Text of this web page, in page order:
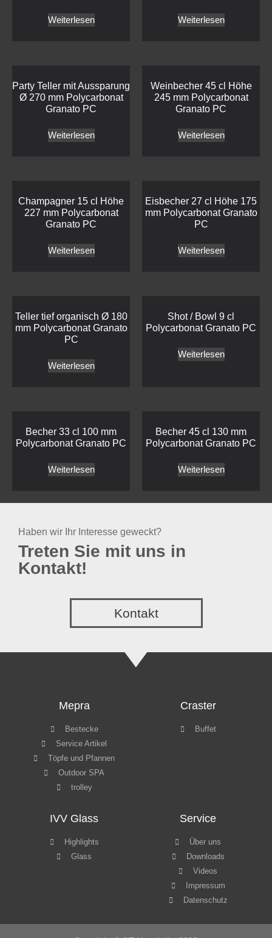
Weiterlesen Weiterlesen
Party Teller mit Aussparung
Ø 270 mm Polycarbonat
Granato PC
Weiterlesen
Weinbecher 45 cl Höhe
245 mm Polycarbonat
Granato PC
Weiterlesen
Champagner 15 cl Höhe
227 mm Polycarbonat
Granato PC
Weiterlesen
Eisbecher 27 cl Höhe 175
mm Polycarbonat Granato
PC
Weiterlesen
Teller tief organisch Ø 180
mm Polycarbonat Granato
PC
Weiterlesen
Shot / Bowl 9 cl
Polycarbonat Granato PC
Weiterlesen
Becher 33 cl 100 mm
Polycarbonat Granato PC
Weiterlesen
Becher 45 cl 130 mm
Polycarbonat Granato PC
Weiterlesen
Haben wir Ihr Interesse geweckt?
Treten Sie mit uns in
Kontakt!
Kontakt
Mepra
Bestecke
Service Artikel
Töpfe und Pfannen
Outdoor SPA
trolley
Craster
Buffet
IVV Glass
Highlights
Glass
Service
Über uns
Downloads
Videos
Impressum
Datenschutz